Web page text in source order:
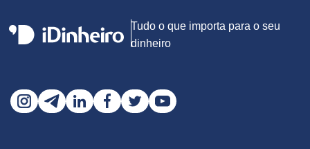
Tudo o que importa para o seu
dinheiro